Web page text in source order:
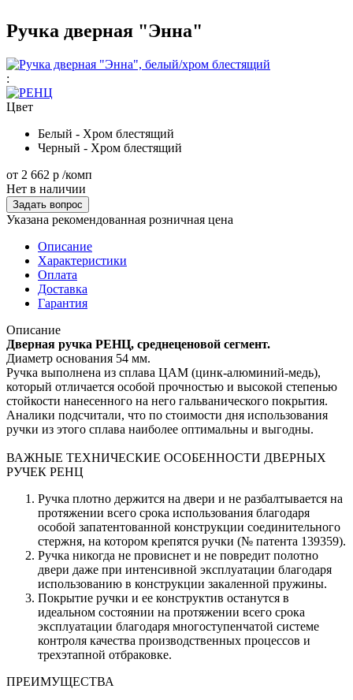
Ручка дверная "Энна"
:
Цвет
Белый - Хром блестящий
Черный - Хром блестящий
от 2 662 р /комп
Нет в наличии
Задать вопрос
Указана рекомендованная розничная цена
Описание
Характеристики
Оплата
Доставка
Гарантия
Описание
Дверная ручка РЕНЦ, среднеценовой сегмент.
Диаметр основания 54 мм.
Ручка выполнена из сплава ЦАМ (цинк-алюминий-медь),
который отличается особой прочностью и высокой степенью
стойкости нанесенного на него гальванического покрытия.
Аналики подсчитали, что по стоимости дня использования
ручки из этого сплава наиболее оптимальны и выгодны.
ВАЖНЫЕ ТЕХНИЧЕСКИЕ ОСОБЕННОСТИ ДВЕРНЫХ
РУЧЕК РЕНЦ
Ручка плотно держится на двери и не разбалтывается на
протяжении всего срока использования благодаря
особой запатентованной конструкции соединительного
стержня, на котором крепятся ручки (№ патента 139359).
Ручка никогда не провиснет и не повредит полотно
двери даже при интенсивной эксплуатации благодаря
использованию в конструкции закаленной пружины.
Покрытие ручки и ее конструктив останутся в
идеальном состоянии на протяжении всего срока
эксплуатации благодаря многоступенчатой системе
контроля качества производственных процессов и
трехэтапной отбраковке.
ПРЕИМУЩЕСТВА